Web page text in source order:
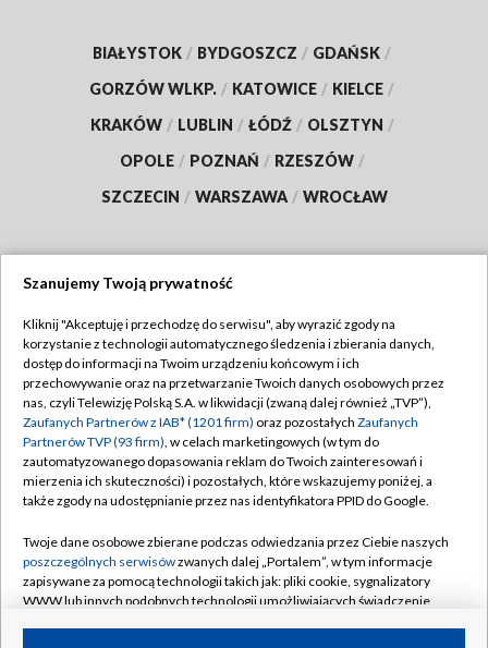
BIAŁYSTOK / BYDGOSZCZ / GDAŃSK /
GORZÓW WLKP. / KATOWICE / KIELCE /
KRAKÓW / LUBLIN / ŁÓDŹ / OLSZTYN /
OPOLE / POZNAŃ / RZESZÓW /
SZCZECIN / WARSZAWA / WROCŁAW
TVP
Abonament TVP
Emisja w TVP
Centrum informacji TVP
Naziemna Telewizja Cyfrowa
Rada Programowa
System NOS
Informacje o nadawcy
Regulamin TVP
Polityka prywatności
Moje zgody
Pomoc
Kontakt
Kanały
Szanujemy Twoją prywatność
Kliknij "Akceptuję i przechodzę do serwisu", aby wyrazić zgody na
korzystanie z technologii automatycznego śledzenia i zbierania danych,
dostęp do informacji na Twoim urządzeniu końcowym i ich
przechowywanie oraz na przetwarzanie Twoich danych osobowych przez
nas, czyli Telewizję Polską S.A. w likwidacji (zwaną dalej również „TVP”),
Zaufanych Partnerów z IAB* (1201 firm) oraz pozostałych Zaufanych
Partnerów TVP (93 firm), w celach marketingowych (w tym do
zautomatyzowanego dopasowania reklam do Twoich zainteresowań i
mierzenia ich skuteczności) i pozostałych, które wskazujemy poniżej, a
także zgody na udostępnianie przez nas identyfikatora PPID do Google.
Twoje dane osobowe zbierane podczas odwiedzania przez Ciebie naszych
poszczególnych serwisówzwanych dalej „Portalem”, w tym informacje
zapisywane za pomocą technologii takich jak: pliki cookie, sygnalizatory
WWW lub innych podobnych technologii umożliwiających świadczenie